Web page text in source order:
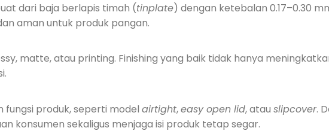
dari baja berlapis timah (tinplate) dengan ketebalan 0.17–0.30
aman untuk produk pangan.
matte, atau printing. Finishing yang baik tidak hanya
fungsi produk, seperti model airtight,easy open lid, atau slipcover.
konsumen sekaligus menjaga isi produk tetap segar.